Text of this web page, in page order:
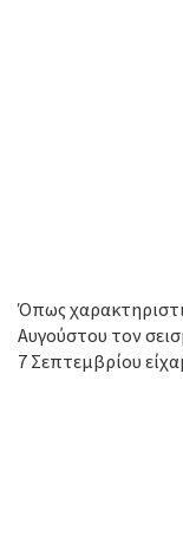
Όπως
Αυγούστου τον
7 Σεπτεμβρίου